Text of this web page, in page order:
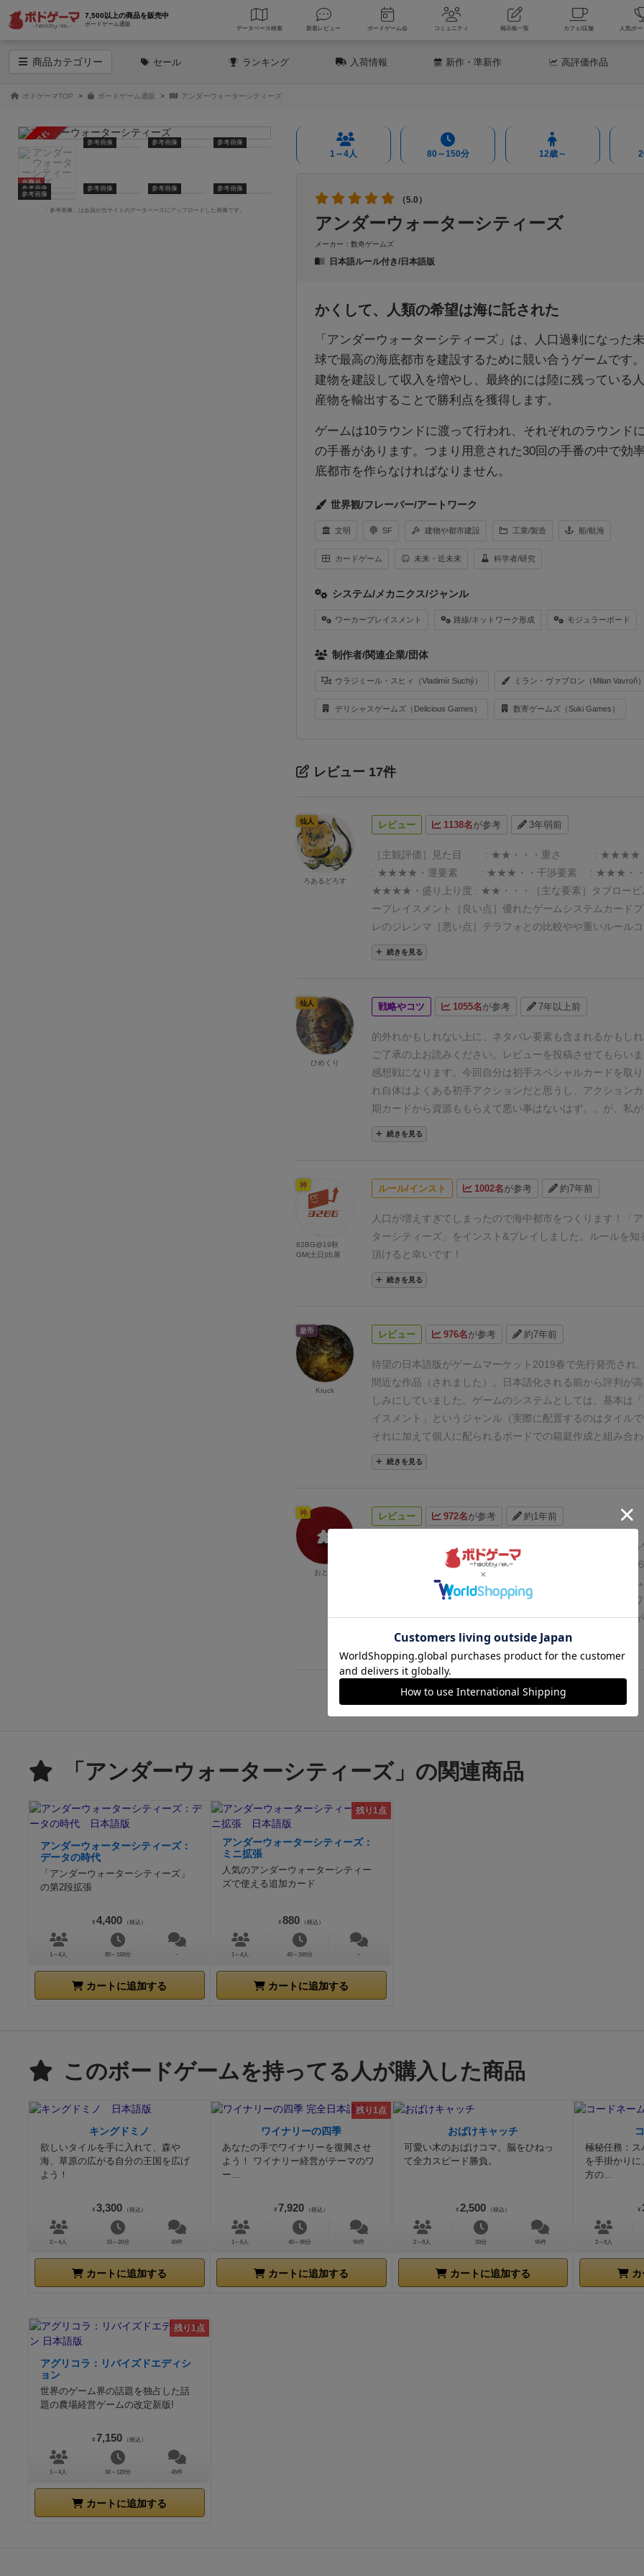
7,500以上の商品を販売中
ボードゲーム通販
データベース 検索 新着レビュー ボードゲーム会 コミュニティ 掲示板一覧 カフ
商品カテゴリー セール ランキング 入荷情報 新作 ・準新作 高評価作品
ボドゲーマTOP ボードゲーム通販 アンダーウォーターシティーズ
売り切れ
当商品
参考画像 参考画像 参考画像
参考画像 参考画像 参考画像
参考画像
参考画像
「参考画像」は会員が当サイトのデータベースにアップロードした画像です。
1～4人 80～150分 12歳～
（5.0）
アンダーウォーターシティーズ
メーカー：数奇ゲームズ
日本語ルール付き/日本語版
かくして、人類の希望は海に託された
「アンダーウォーターシティーズ」は、人口過剰になった
球で最高の海底都市を建設するために競い合うゲームです
建物を建設して収入を増やし、最終的には陸に残っている
産物を輸出することで勝利点を獲得します。
ゲームは10ラウンドに渡って行われ、それぞれのラウンド
の手番があります。つまり用意された30回の手番の中で効
底都市を作らなければなりません。
世界観/フレーバー/アートワーク
文明 SF 建物や都市建設 工業/製造 船/航海
カードゲーム 未来・近未来 科学者/研究
システム/メカニクス/ジャンル
ワーカープレイスメント 路線/ネットワーク形成 モジュラーボード
制作者/関連企業/団体
ウラジミール・スヒィ（Vladimír Suchý） ミラン・ヴァブロン（Milan Vavroň）
デリシャスゲームズ（Delicious Games） 数寄ゲームズ（Suki Games）
レビュー 17件
レビュー 1138名が参考 3年弱前
［主観評価］ 見た目 : ★★・・・重さ : ★★★★
: ★★★★・ 運要素 : ★★★・・干渉要素 : ★★★・・
★★★★・ 盛り上り度 : ★★・・・ ［主な要素］
タブロー
ープレイスメント
［良い点］優れたゲームシステム カード
レのジレンマ ［悪い点］ テラフォとの比較やや重いルール
の弱さ［感想］
べるゲーム性から、どうしても名作テラフォーミングマーズ
りバランスがいい。アルナックやデューンみたいにカードを
レするタイプで、プレイすればちゃんとテラフォと別ゲーだ
だ、ジャンルやプレイ層は同じだし、それなりに重くてルー
るのも大変だから、テラフォじゃなくてこっちをあえて選
ける動機が弱いよね。価格や拡張の入手性とかでも大きく
感もテラフォの方が軽快で派手で気持ちが良い。堅実の裏
地味だよね、こっちは。 あと、コンポーネントが弱い。個人
ペラ、建物のトークンは崩れやすいしズレやすい。ドームは
けど、他は全体的にはいまいちだね。大量のカードも絵の使
値でとても買えないよ。まあコンポーネントがアレなのはテ
だけど。同じテラフォフォローのゲームでも、アークノヴァ
ーマで差別化できててプレイ動機を見いだしやすい印象かな
なんだけど、惜しいよね。
続きを見る
仙人
ろあるどろす
戦略やコツ 1055名が参考 7年以上前
的外れかもしれない上に、ネタバレ要素も含まれるかもしれ
ご了承の上お読みください。
レビューを投稿させてもらい
感想戦になります。 今回自分は初手スペシャルカードを取り
れ自体はよくある初手アクションだと思うし、アクション
期カードから資源ももらえて悪い事はないはず。。 が、私が
ードはアクションカードの「無料でアップグレードトンネル
ョンカードは時代に1回しか使えないので、カードの特殊効
しか使えない上に、アクションカード使用アクションも選択
ないのは、選択もかなり縮こまる上に、かなり面倒くさかっ
からも、取り過ぎるもんじゃないなと思ったｗ ただ、豊富
さえ確保できれば、スペシャルカード獲得アクションはアク
使用アクションと同居しているため、かなり強い形になると
る。今回1位を取った人は自分同様スペシャルカードを中心
たが、永続効果を主軸にピックしていた。
果がほとんど無かったため、このあたりの差が顕著に出てい
後感じた事は、連盟トラック（手番順トラック）を上げるア
カードを除くと緑のスロットアクションのみなので、何らか
トラックをあげることができるようになるのは非常に強いと
カープレイスメントは先着1名様のみなので、なれるなら先
まってる。
しかし、そこにアクションを費やしすぎると発展
なってしまう。 しかも、手番順は毎ラウンドリセットされる
トラックを上げる永続効果カード。
さらにうまみが出る。連盟トラックの報酬は、4マス目はな
プグレード研究所のみでしか生産されないため、鋼鉄は貴
ションスロットで獲得する事は可能。（赤と緑に1箇所ずつ）
ションスロットにお金獲得アクションは、無色のアクション
色アクションはカードのアクションが強制無視になるため、
れる事はできるが、生産は時代の終わりにしかない。
ラウンドをやりくりしないといけないと思うと、お金はかな
勝利点のキーとなるスペシャルカードも使用にお金がか
に後半のお金はそこに持っていかれる。
現に私もプレイで
てた（はず）だが、1金足りないことに泣いた。だが今回の
トンネル系だった方は、トンネルと淡水化プラントを積極的
ったように思えないことからも、
続きを見る
仙人
ひめくり
ルール/インスト 1002名が参考 約7年前
人口が増えすぎてしまったので海中都市をつくります！
「
ターシティーズ」をインスト&プレイしました。
ルールを知
頂けると幸いです！
続きを見る
神
82BG@19秋
GM(土日)出展
レビュー 976名が参考 約7年前
待望の日本語版がゲームマーケット2019春で先行発売され
間近な作品（されました）。
日本語化される前から評判が
しみにしていました。ゲームのシステムとしては、基本は
イスメント」というジャンル（実際に配置するのはタイルで
それに加えて個人に配られるボードでの箱庭作成と組み合わ
大再生産も行っていく。
ド行ってゲーム終了となります。
種類の色に分けられており、カードにもそれぞれ対応する色
ます（黄・赤・緑の3種類）。プレイヤーは手番にどの場所
置するかを決め、同時にカードを1枚プレイするのですが、
はスペースの色とカードの色が一致していないと発揮されな
テム。「あのアクションをしたいのだけれども手札の色が
とか「このカードを使いたいけどアクションがちょっと弱
合に、いい感じにジレンマが発生します。このため、先手番
利ともならず、また単純にカードの引きだけで『強いカード
勝ち！』という事にもなり得ません。それぞれのアクション
さが色によって違い、またカードの強さもその逆になってい
ンスもにくいです。最終的にカードに応じた勝利点を得たり
上の海底都市群の発展具合で勝利点を計算し、最も点数が高
再生産」と書きましたが、生産（収入）は毎ラウンド行うの
ウンド、7ラウンド、10ラウンドの3回。都市の数に応じて
象。
続きを見る
皇帝
Kruck
レビュー 972名が参考 約1年前
ボドゲ400種を所有し、軽〜中量級を中心にプレイする
想です。ボードゲーム会にて、３人で遊びました。2025年
海底都市を発展させていく、重量級ボードゲー
に都市ドームや海底トンネル、各種施設を設置するための
スメントと、手札のプレイのアクションが連動しているのが
各自３手番×10ラウンドで、途中で3回の収入とごはんの供
最終決算で合計得点が一番高い人が優勝です。【感想】今回
で、インストも入れて約３時間でした。なかなかの重ゲー。
の様子。緑色のドームはプロモキットのもの。)
をしていくタイプで、建築物などの細かい配置ルールを乗り
プレイングは、ソロプレイ感をそこそこ感じました。
は、ワカプレの配置エリアと公開カードの早取りくらい。他
海底都市への補給＝「ごはん」の供給フェイズがあります。
インフレ感もほとんど無く、3回ある収入時にガバっとリソ
ゲームだけでも満足できたので、追加購入は少々迷うところ
は約7000円。高価！)
2026.1.31追記:結局拡張も導入しまし
じわっと面白い重量級。
カードプレイとワカプレの融合は
感。
続きを見る
神
おとん
他のレビューを読み込む
「アンダーウォーターシティーズ」の関連商品
アンダーウォーターシティーズ：
データの時代
「アンダーウォーターシティーズ」
の第2段拡張
¥ 4,400 （税込）
1～4人 80～150分 －
カートに追加する
残り1点
アンダーウォーターシティーズ：
ミニ拡張
人気のアンダーウォーターシティー
ズで使える追加カード
¥ 880 （税込）
1～4人 40～160分 －
カートに追加する
このボードゲームを持ってる人が購入した商品
キングドミノ
欲しいタイルを手に入れて、森や
海、草原の広がる自分の王国を広げ
よう！
¥ 3,300 （税込）
2～4人 15～20分 49件
カートに追加する
残り1点
ワイナリーの四季
あなたの手でワイナリーを復興させ
よう！ ワイナリー経営がテーマのワ
ー...
¥ 7,920 （税込）
1～6人 45～90分 90件
カートに追加する
おばけキャッチ
可愛い木のおばけコマ。脳をひねっ
て全力スピード勝負。
¥ 2,500 （税込）
2～8人 20分 95件
カートに追加する
極秘任務：ス
を手掛かり
方の...
¥
2～8人
カ
残り1点
アグリコラ：リバイズドエディシ
ョン
世界のゲーム界の話題を独占した話
題の農場経営ゲームの改定新版!
¥ 7,150 （税込）
1～4人 30～120分 45件
カートに追加する